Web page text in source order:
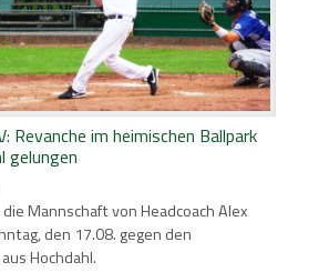
Revanche im heimischen Ballpark
gelungen
Mannschaft von Headcoach Alex
den 17.08. gegen den
Hochdahl.